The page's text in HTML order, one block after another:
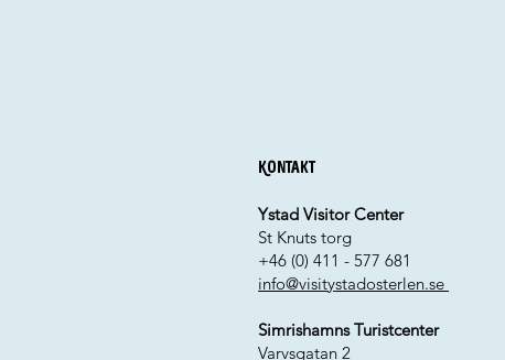
Kontakt
Ystad Visitor Center
St Knuts torg
+46 (0) 411 - 577 681
info@visitystadosterlen.se
Simrishamns Turistcenter
Varvsgatan 2